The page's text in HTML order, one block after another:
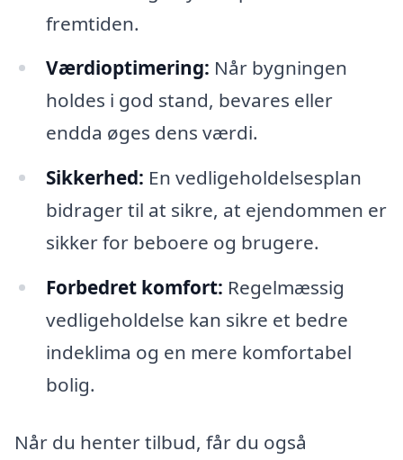
fremtiden.
Værdioptimering: Når bygningen
holdes i god stand, bevares eller
endda øges dens værdi.
Sikkerhed: En vedligeholdelsesplan
bidrager til at sikre, at ejendommen er
sikker for beboere og brugere.
Forbedret komfort: Regelmæssig
vedligeholdelse kan sikre et bedre
indeklima og en mere komfortabel
bolig.
Når du henter tilbud, får du også